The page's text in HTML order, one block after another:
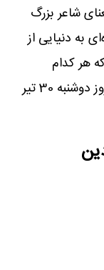
شاعر بزرگ
به دنیایی از
هر کدام
می‌توانند چراغ راه ما باشند. فال حافظ امروز دوشنبه 30 تیر